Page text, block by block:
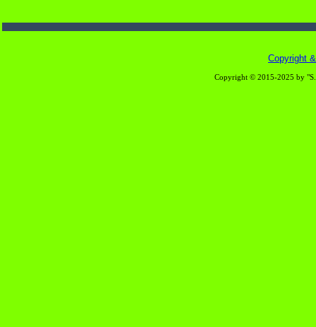
Copyright
Copyright © 2015-2025 by